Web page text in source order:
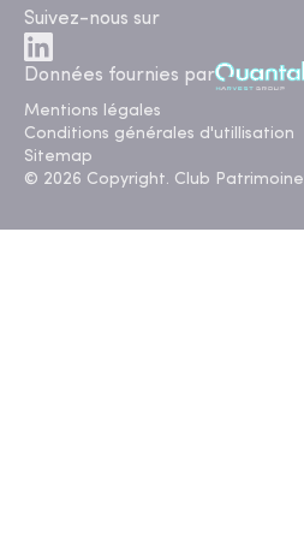
Suivez-nous sur
Données fournies par
Mentions légales
Conditions générales d'utillisation
Sitemap
© 2026 Copyright. Club Patrimoine